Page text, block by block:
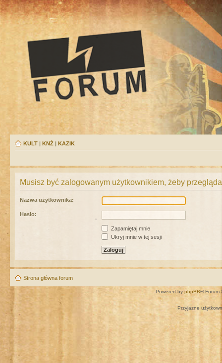
KULT | KNŻ | KAZIK
Musisz być zalogowanym użytkownikiem, żeby
Nazwa użytkownika:
Hasło:
Zapamiętaj mnie
Ukryj mnie w tej sesji
Strona główna forum
Powered by phpBB® Forum
Przyjazne